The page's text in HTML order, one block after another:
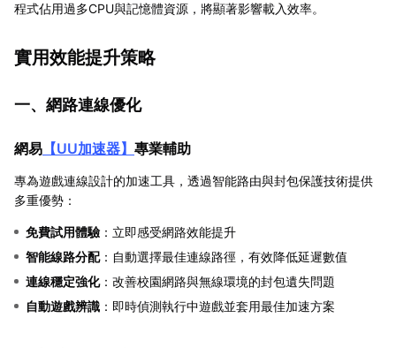
程式佔用過多CPU與記憶體資源，將顯著影響載入效率。
實用效能提升策略
一、網路連線優化
網易 【UU加速器】 專業輔助
專為遊戲連線設計的加速工具，透過智能路由與封包保護技術提供
多重優勢：
免費試用體驗 ：立即感受網路效能提升
智能線路分配：自動選擇最佳連線路徑，有效降低延遲數值
連線穩定強化：改善校園網路與無線環境的封包遺失問題
自動遊戲辨識 ：即時偵測執行中遊戲並套用最佳加速方案